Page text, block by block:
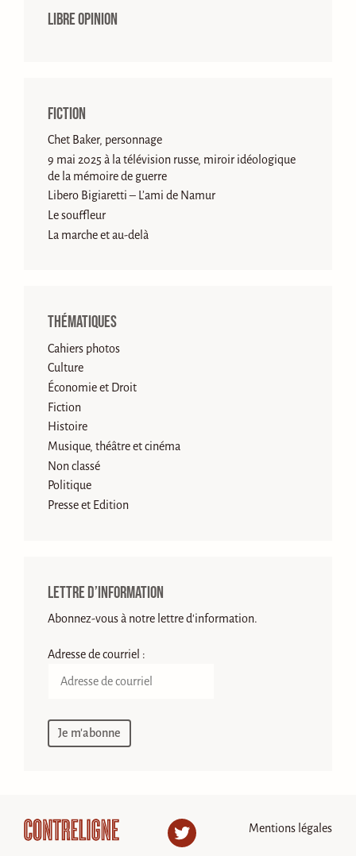
Libre opinion
Fiction
Chet Baker, personnage
9 mai 2025 à la télévision russe, miroir idéologique
de la mémoire de guerre
Libero Bigiaretti – L’ami de Namur
Le souffleur
La marche et au-delà
Thématiques
Cahiers photos
Culture
Économie et Droit
Fiction
Histoire
Musique, théâtre et cinéma
Non classé
Politique
Presse et Edition
Lettre d’information
Abonnez-vous à notre lettre d'information.
Adresse de courriel :
Twitter Mentions légales